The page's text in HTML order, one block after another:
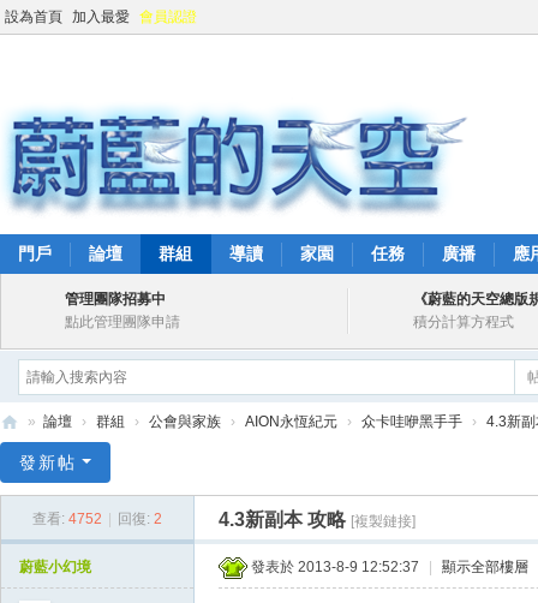
設為首頁 加入最愛 會員認證
門戶 論壇 群組 導讀 家園 任務 廣播 應
管理團隊招募中
點此管理團隊申請
《蔚藍的天空總版
積分計算方程式
藍
» 論壇 › 群組 › 公會與家族 › AION永恆紀元 › 众卡哇咿黑手手 › 4.3新
發新帖
查看: 4752 回復: 2 4.3新副本 攻略 [複製鏈接]
蔚藍小幻境 發表於 2013-8-9 12:52:37 顯示全部樓層